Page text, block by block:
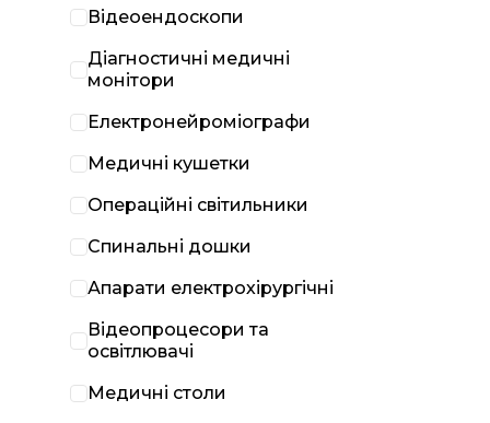
Відеоендоскопи
Діагностичні медичні
монітори
Електронейроміографи
Медичні кушетки
Операційні світильники
Спинальні дошки
Апарати електрохірургічні
Відеопроцесори та
освітлювачі
Медичні столи